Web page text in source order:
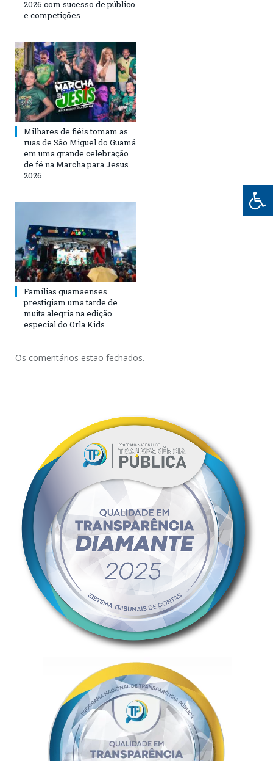
2026 com sucesso de público
e competições.
Milhares de fiéis tomam as
ruas de São Miguel do Guamá
em uma grande celebração
de fé na Marcha para Jesus
2026.
Famílias guamaenses
prestigiam uma tarde de
muita alegria na edição
especial do Orla Kids.
Os comentários estão fechados.